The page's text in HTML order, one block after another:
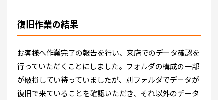
復旧作業の結果
お客様へ作業完了の報告を行い、来店でのデータ確認を
行っていただくことにしました。フォルダの構成の一部
が破損してい待っていましたが、別フォルダでデータが
復旧で来ていることを確認いただき、それ以外のデータ